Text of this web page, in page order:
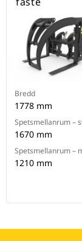
Bredd
1778 mm
Spetsmellanrum –
1670 mm
Spetsmellanrum –
1210 mm